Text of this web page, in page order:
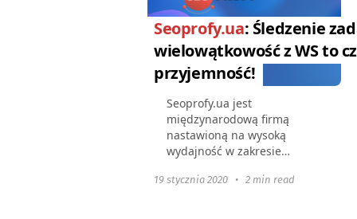
Seoprofy.ua: Śledzenie
wielowątkowość z WS to
przyjemność!
Seoprofy.ua jest
międzynarodową firmą
nastawioną na wysoką
wydajność w zakresie
reklamy kontekstowej i
19 stycznia 2020 • 2 min read